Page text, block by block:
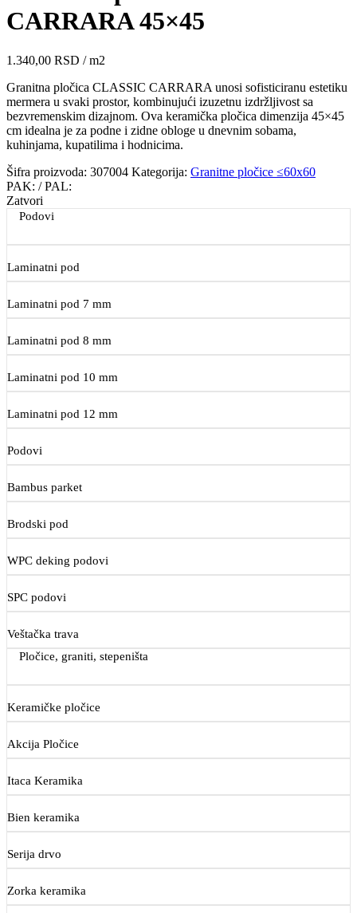
CARRARA 45×45
1.340,00 RSD / m2
Granitna pločica CLASSIC CARRARA unosi sofisticiranu estetiku
mermera u svaki prostor, kombinujući izuzetnu izdržljivost sa
bezvremenskim dizajnom. Ova keramička pločica dimenzija 45×45
cm idealna je za podne i zidne obloge u dnevnim sobama,
kuhinjama, kupatilima i hodnicima.
Šifra proizvoda: 307004 Kategorija: Granitne pločice ≤60x60
PAK: / PAL:
Zatvori
Podovi
Laminatni pod
Laminatni pod 7 mm
Laminatni pod 8 mm
Laminatni pod 10 mm
Laminatni pod 12 mm
Podovi
Bambus parket
Brodski pod
WPC deking podovi
SPC podovi
Veštačka trava
Pločice, graniti, stepeništa
Keramičke pločice
Akcija Pločice
Itaca Keramika
Bien keramika
Serija drvo
Zorka keramika